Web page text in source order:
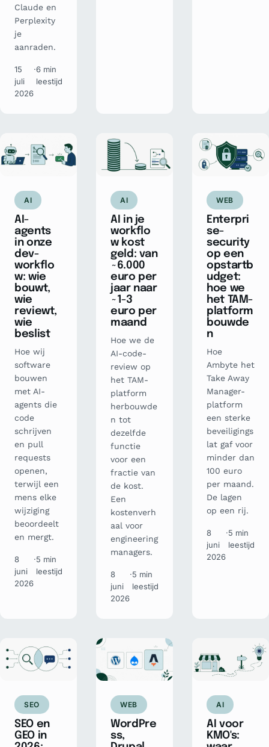
Claude en
Perplexity
je
aanraden.
15
juli
2026
·6 min
leestijd
AI
AI-
agents
in onze
dev-
workflo
w: wie
bouwt,
wie
reviewt,
wie
beslist
Hoe wij
software
bouwen
met AI-
agents die
code
schrijven
en pull
requests
openen,
terwijl een
mens elke
wijziging
beoordeelt
en mergt.
8
juni
2026
·5 min
leestijd
AI
AI in je
workflo
w kost
geld: van
~6.000
euro per
jaar naar
~1-3
euro per
maand
Hoe we de
AI-code-
review op
het TAM-
platform
herbouwde
n tot
dezelfde
functie
voor een
fractie van
de kost.
Een
kostenverh
aal voor
engineering
managers.
8
juni
2026
·5 min
leestijd
WEB
Enterpri
se-
security
op een
opstartb
udget:
hoe we
het TAM-
platform
bouwde
n
Hoe
Ambyte het
Take Away
Manager-
platform
een sterke
beveiligings
lat gaf voor
minder dan
100 euro
per maand.
De lagen
op een rij.
8
juni
2026
·5 min
leestijd
SEO
SEO en
GEO in
WEB
WordPre
ss,
AI
AI voor
KMO's: